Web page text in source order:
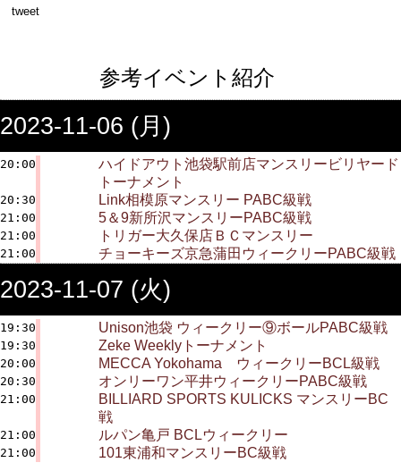
tweet
参考イベント紹介
2023-11-06 (月)
20:00
ハイドアウト池袋駅前店マンスリービリヤード
トーナメント
20:30 Link相模原マンスリー PABC級戦
21:00 5＆9新所沢マンスリーPABC級戦
21:00 トリガー大久保店ＢＣマンスリー
21:00 チョーキーズ京急蒲田ウィークリーPABC級戦
2023-11-07 (火)
19:30 Unison池袋 ウィークリー⑨ボールPABC級戦
19:30 Zeke Weeklyトーナメント
20:00 MECCA Yokohama ウィークリーBCL級戦
20:30 オンリーワン平井ウィークリーPABC級戦
21:00
BILLIARD SPORTS KULICKS マンスリーBC
戦
21:00 ルパン亀戸 BCLウィークリー
21:00 101東浦和マンスリーBC級戦